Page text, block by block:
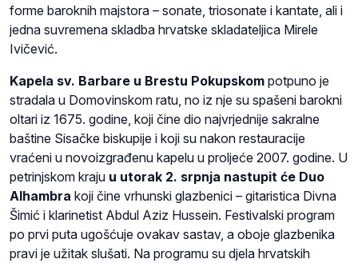
forme baroknih majstora – sonate, triosonate i kantate, ali i
jedna suvremena skladba hrvatske skladateljica Mirele
Ivičević.
Kapela sv. Barbare u Brestu Pokupskom potpuno je
stradala u Domovinskom ratu, no iz nje su spašeni barokni
oltari iz 1675. godine, koji čine dio najvrjednije sakralne
baštine Sisačke biskupije i koji su nakon restauracije
vraćeni u novoizgrađenu kapelu u proljeće 2007. godine. U
petrinjskom kraju u utorak 2. srpnja nastupit će Duo
Alhambra koji čine vrhunski glazbenici – gitaristica Divna
Šimić i klarinetist Abdul Aziz Hussein. Festivalski program
po prvi puta ugošćuje ovakav sastav, a oboje glazbenika
pravi je užitak slušati. Na programu su djela hrvatskih